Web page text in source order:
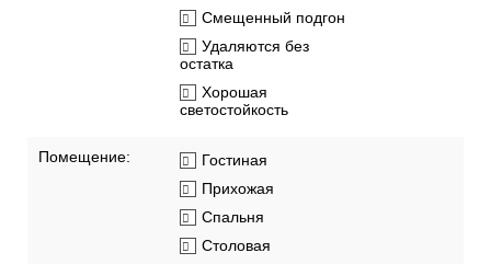
Смещенный подгон
Удаляются без
остатка
Хорошая
светостойкость
Помещение:
Гостиная
Прихожая
Спальня
Столовая